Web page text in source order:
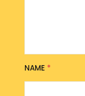
NAME *